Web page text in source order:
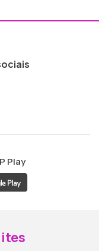
ao
Play